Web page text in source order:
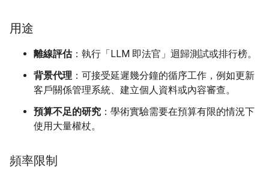
用途
離線評估：執行「LLM 即法官」迴歸測試或排行榜。
背景代理 ：可接受延遲幾分鐘的循序工作，例如更新
客戶關係管理系統、建立個人資料或內容審查。
預算不足的研究 ：學術實驗需要在預算有限的情況下
使用大量權杖。
頻率限制